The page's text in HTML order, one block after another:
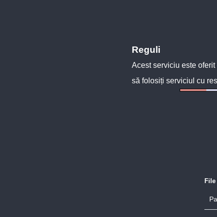
Reguli
Acest serviciu este oferit
să folosiți serviciul cu
File